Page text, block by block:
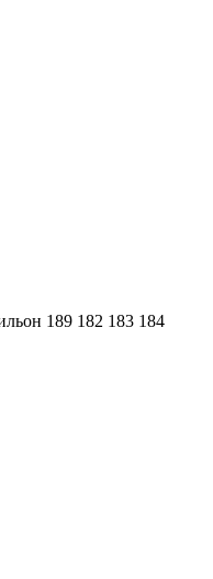
189 182 183 184